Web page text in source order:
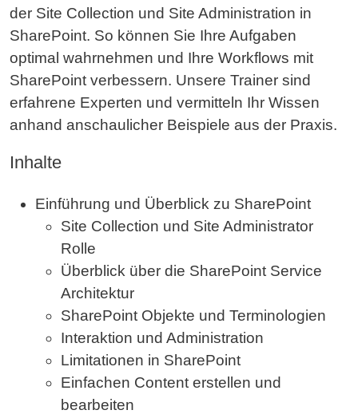
der Site Collection und Site Administration in
SharePoint. So können Sie Ihre Aufgaben
optimal wahrnehmen und Ihre Workflows mit
SharePoint verbessern. Unsere Trainer sind
erfahrene Experten und vermitteln Ihr Wissen
anhand anschaulicher Beispiele aus der Praxis.
Inhalte
Einführung und Überblick zu SharePoint
Site Collection und Site Administrator
Rolle
Überblick über die SharePoint Service
Architektur
SharePoint Objekte und Terminologien
Interaktion und Administration
Limitationen in SharePoint
Einfachen Content erstellen und
bearbeiten